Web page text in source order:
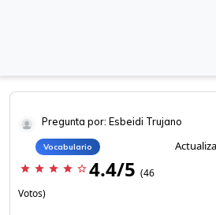
Pregunta por: Esbeidi Trujano
Vocabulario
star star star star star_border 4.4/5 (46
Votos)